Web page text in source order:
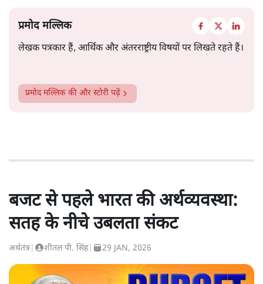
प्रमोद मल्लिक
लेखक पत्रकार हैं, आर्थिक और अंतरराष्ट्रीय विषयों पर लिखते रहते हैं।
प्रमोद मल्लिक की और स्टोरी पढ़ें
बजट से पहले भारत की अर्थव्यवस्था:
सतह के नीचे उबलता संकट
अर्थतंत्र शीतल पी. सिंह| 29 JAN, 2026